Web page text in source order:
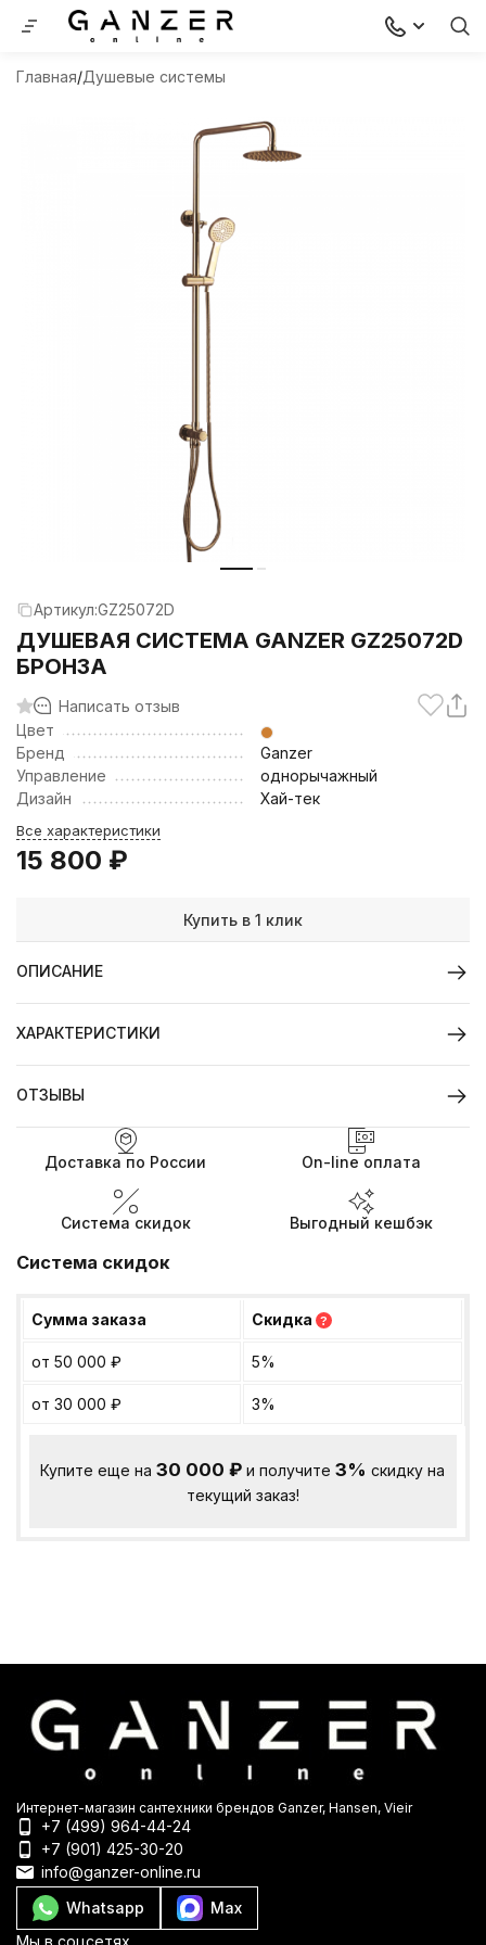
Главная Душевые системы
Артикул:GZ25072D
ДУШЕВАЯ СИСТЕМА GANZER GZ25072D
БРОНЗА
Написать отзыв
Цвет
Бренд
Ganzer
Управление
однорычажный
Дизайн
Хай-тек
Все характеристики
15 800 ₽
Купить в 1 клик
ОПИСАНИЕ
ХАРАКТЕРИСТИКИ
ОТЗЫВЫ
Доставка по России On-line оплата
Система скидок Выгодный кешбэк
Система скидок
Сумма заказа Скидка ?
от 50 000 ₽ 5%
от 30 000 ₽ 3%
Купите еще на30 000₽ и получите3% скидку на
текущий заказ!
Интернет-магазин сантехники брендов Ganzer, Hansen, Vieir
+7 (499) 964-44-24
+7 (901) 425-30-20
info@ganzer-online.ru
Whatsapp
Max
Мы в соцсетях